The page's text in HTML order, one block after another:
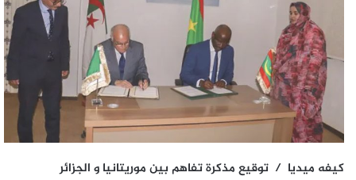
كيفه ميديا / توقيع مذكرة تفاهم بين موريتانيا و الجزائر